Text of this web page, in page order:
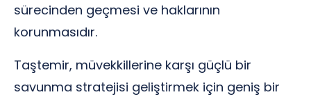
sürecinden geçmesi ve haklarının
korunmasıdır.
Taştemir, müvekkillerine karşı güçlü bir
savunma stratejisi geliştirmek için geniş bir